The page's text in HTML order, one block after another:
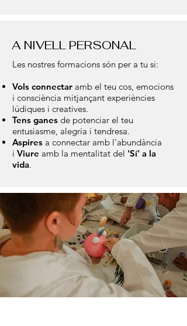
A NIVELL PERSONAL
Les nostres formacions són per a tu si:
Vols connectar amb el teu cos, emocions
i consciència mitjançant experiències
lúdiques i creatives.
Tens ganes de potenciar el teu
entusiasme, alegria i tendresa.
Aspires a connectar amb l'abundància
i Viure amb la mentalitat del 'Sí' a la
vida.